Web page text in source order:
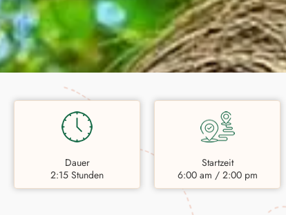
Dauer
2:15 Stunden
Startzeit
6:00 am / 2:00 pm